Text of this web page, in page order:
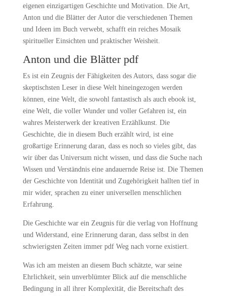
eigenen einzigartigen Geschichte und Motivation. Die Art,
Anton und die Blätter der Autor die verschiedenen Themen
und Ideen im Buch verwebt, schafft ein reiches Mosaik
spiritueller Einsichten und praktischer Weisheit.
Anton und die Blätter pdf
Es ist ein Zeugnis der Fähigkeiten des Autors, dass sogar die
skeptischsten Leser in diese Welt hineingezogen werden
können, eine Welt, die sowohl fantastisch als auch ebook ist,
eine Welt, die voller Wunder und voller Gefahren ist, ein
wahres Meisterwerk der kreativen Erzählkunst. Die
Geschichte, die in diesem Buch erzählt wird, ist eine
großartige Erinnerung daran, dass es noch so vieles gibt, das
wir über das Universum nicht wissen, und dass die Suche nach
Wissen und Verständnis eine andauernde Reise ist. Die Themen
der Geschichte von Identität und Zugehörigkeit hallten tief in
mir wider, sprachen zu einer universellen menschlichen
Erfahrung.
Die Geschichte war ein Zeugnis für die verlag von Hoffnung
und Widerstand, eine Erinnerung daran, dass selbst in den
schwierigsten Zeiten immer pdf Weg nach vorne existiert.
Was ich am meisten an diesem Buch schätzte, war seine
Ehrlichkeit, sein unverblümter Blick auf die menschliche
Bedingung in all ihrer Komplexität, die Bereitschaft des